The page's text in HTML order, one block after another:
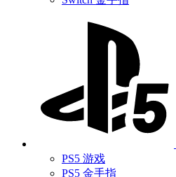
PS5 游戏
PS5 金手指